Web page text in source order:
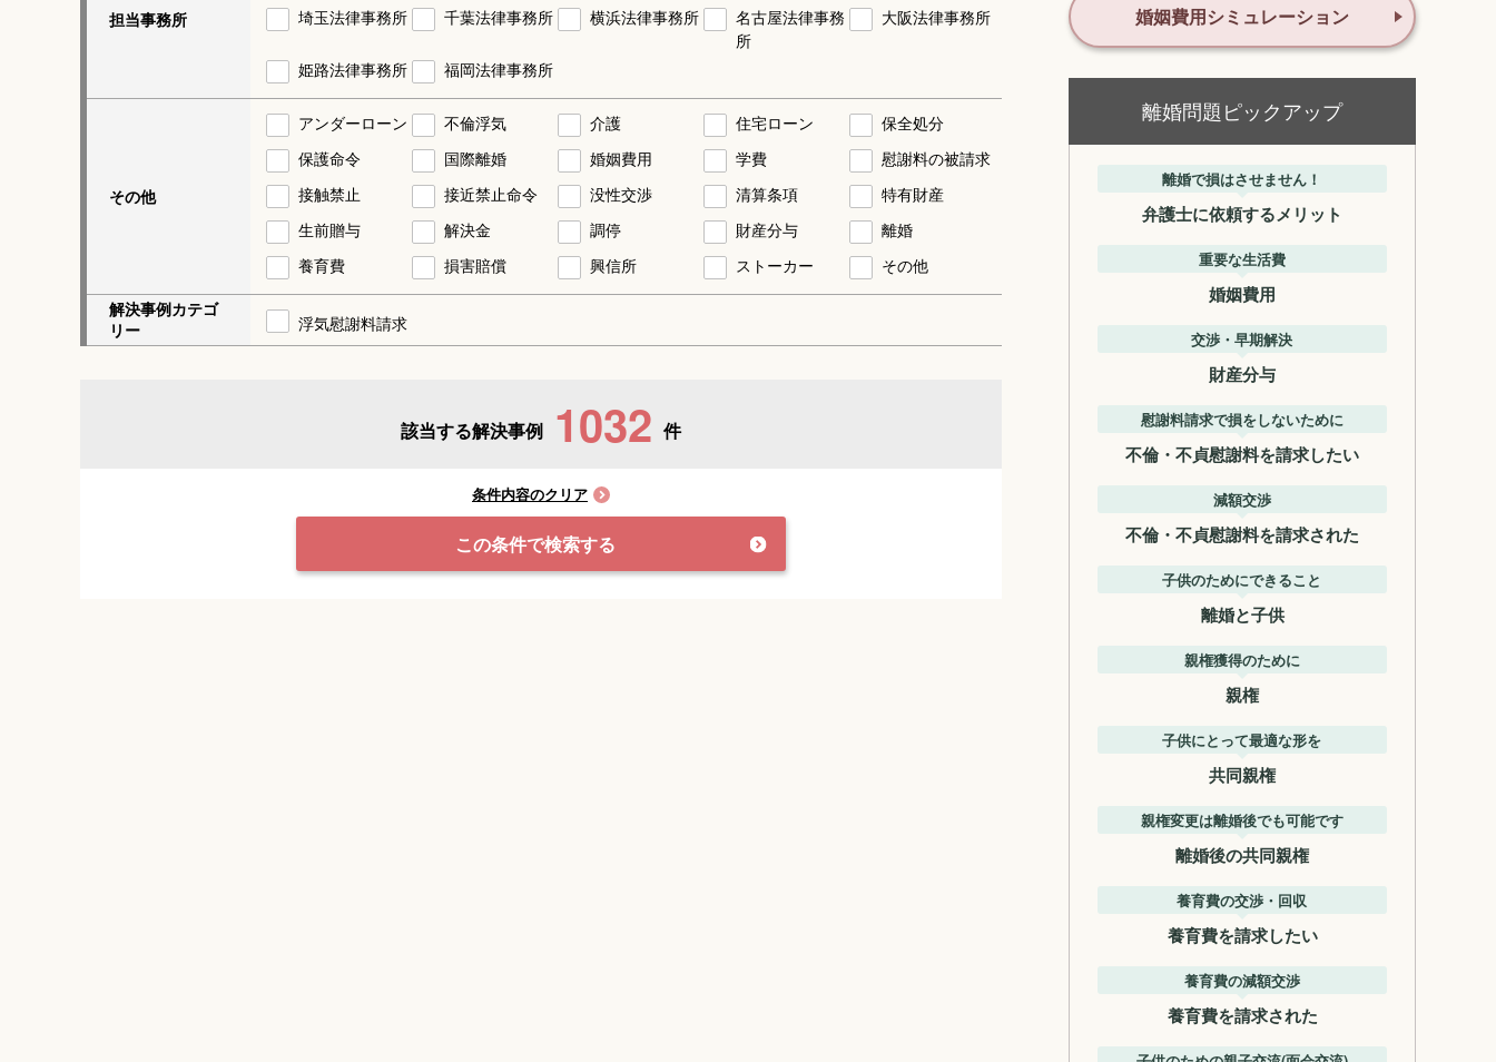
担当事務所 埼玉法律事務所 千葉法律事務所 横浜法律事務所
名古屋法律事務
所
大阪法律事務所
姫路法律事務所 福岡法律事務所
その他
アンダーローン 不倫浮気 介護 住宅ローン
保全処分
保護命令
国際離婚 婚姻費用 学費
慰謝料の被請求
接触禁止
接近禁止命令 没性交渉 清算条項
特有財産
生前贈与
解決金 調停 財産分与
離婚
養育費
損害賠償 興信所 ストーカー
その他
解決事例カテゴ
リー
浮気慰謝料請求
該当する解決事例 1032 件
条件内容のクリア
この条件で検索する
婚姻費用シミュレーション
離婚問題ピックアップ
離婚で損はさせません！
弁護士に依頼するメリット
重要な生活費
婚姻費用
交渉・早期解決
財産分与
慰謝料請求で損をしないために
不倫・不貞慰謝料を請求したい
減額交渉
不倫・不貞慰謝料を請求された
子供のためにできること
離婚と子供
親権獲得のために
親権
子供にとって最適な形を
共同親権
親権変更は離婚後でも可能です
離婚後の共同親権
養育費の交渉・回収
養育費を請求したい
養育費の減額交渉
養育費を請求された